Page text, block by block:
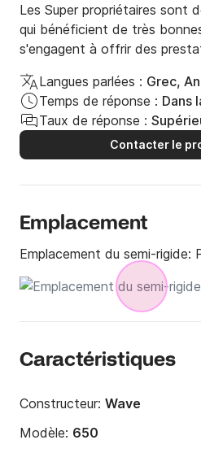
Les Super propriétaires sont
qui bénéficient de très
s'engagent à offrir des
Langues parlées : Grec,
Temps de réponse : Dans
Taux de réponse :
Contacter le
Emplacement
Emplacement du semi-rigide:
Caractéristiques
Constructeur: Wave
Modèle: 650